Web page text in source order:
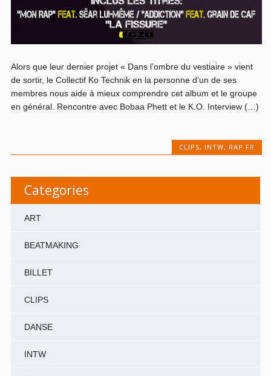
Alors que leur dernier projet « Dans l’ombre du vestiaire » vient
de sortir, le Collectif Ko Technik en la personne d’un de ses
membres nous aide à mieux comprendre cet album et le groupe
en général. Rencontre avec Bobaa Phett et le K.O. Interview (…)
CLIPS, INTW, RAP FR
Categories
ART
BEATMAKING
BILLET
CLIPS
DANSE
INTW